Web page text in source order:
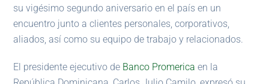
su vigésimo segundo aniversario en el país en un
encuentro junto a clientes personales, corporativos,
aliados, así como su equipo de trabajo y relacionados.
El presidente ejecutivo de Banco Promerica en la